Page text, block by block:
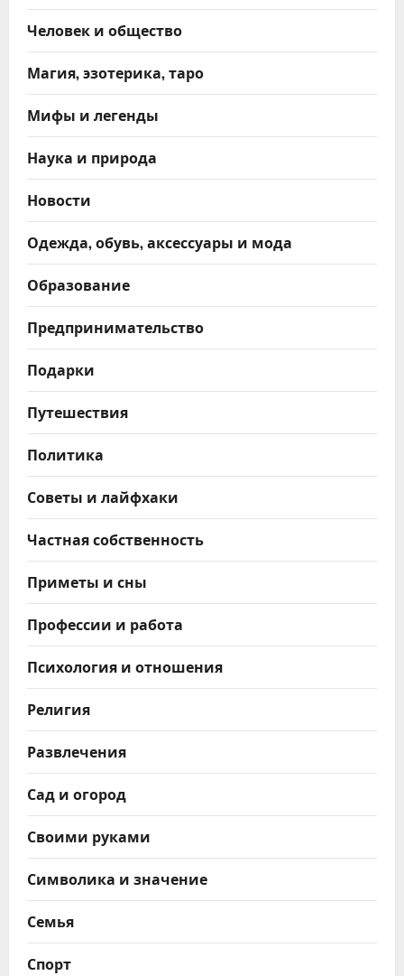
Человек и общество
Магия, эзотерика, таро
Мифы и легенды
Наука и природа
Новости
Одежда, обувь, аксессуары и мода
Образование
Предпринимательство
Подарки
Путешествия
Политика
Советы и лайфхаки
Частная собственность
Приметы и сны
Профессии и работа
Психология и отношения
Религия
Развлечения
Сад и огород
Своими руками
Символика и значение
Семья
Спорт